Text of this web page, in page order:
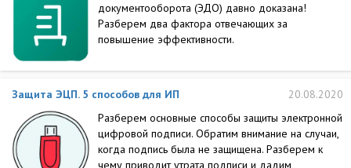
документооборота (ЭДО) давно доказана!
Разберем два фактора отвечающих за
повышение эффективности.
20.08.2020
Защита ЭЦП. 5 способов для ИП
Разберем основные способы защиты электронной
цифровой подписи. Обратим внимание на случаи,
когда подпись была не защищена. Разберем к
чему приводит утрата подписи и дадим